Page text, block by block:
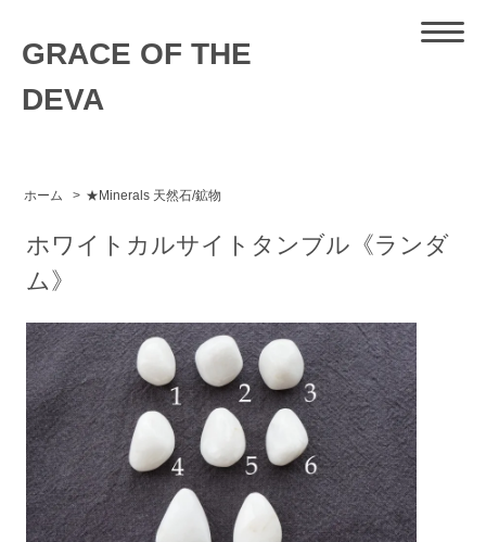
GRACE OF THE
DEVA
ホーム > ★Minerals 天然石/鉱物
ホワイトカルサイトタンブル《ランダ
ム》